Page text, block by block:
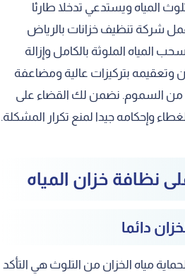
المياه ويستدعي تدخلا طارئا
شركة تنظيف خزانات بالرياض
المياه الملوثة بالكامل وإزالة
وتعقيمه بتركيزات عالية ومضاعفة
السموم. نضمن لك القضاء على
وإحكامه جيدا لمنع تكرار المشكلة.
نظافة خزان المياه
دائما
مياه الخزان من التلوث هي التأكد